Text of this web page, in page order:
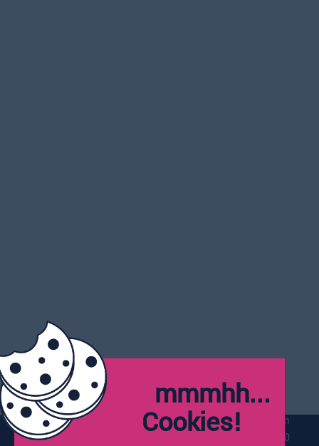
Dienstag - Freitag:
09:00 - 12:00
13:30 - 18:00
Vor Feiertagen schliessen wir bereits um
17:00
mmmhh...
Cookies!